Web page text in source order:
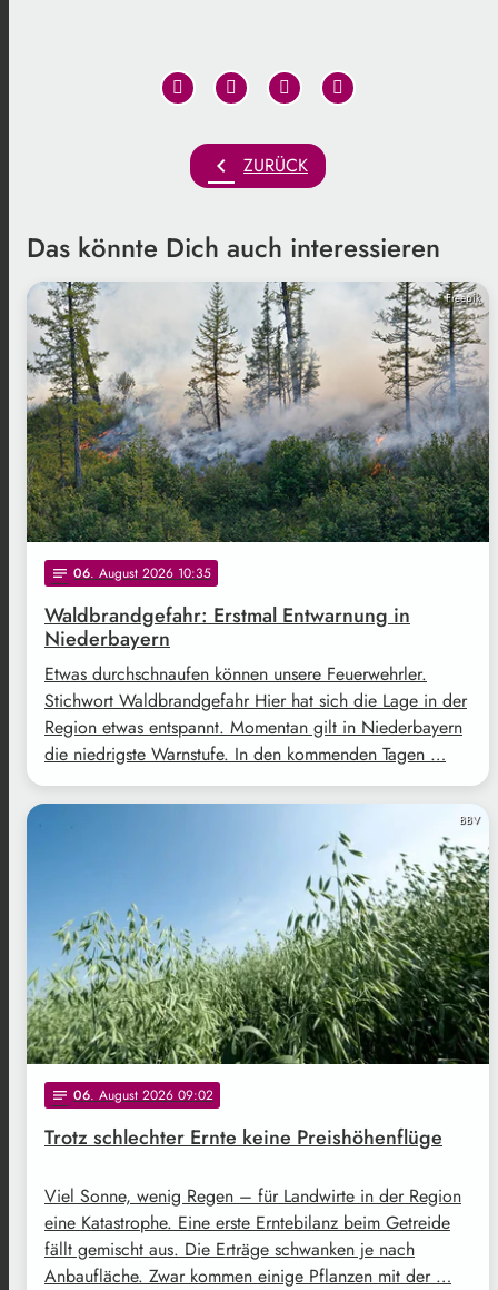
chevron_left ZURÜCK
Das könnte Dich auch interessieren
Freepik
notes 06. August 2026 10:35
Waldbrandgefahr: Erstmal Entwarnung in
Niederbayern
Etwas durchschnaufen können unsere Feuerwehrler.
Stichwort Waldbrandgefahr Hier hat sich die Lage in der
Region etwas entspannt. Momentan gilt in Niederbayern
die niedrigste Warnstufe. In den kommenden Tagen …
BBV
notes 06. August 2026 09:02
Trotz schlechter Ernte keine Preishöhenflüge
Viel Sonne, wenig Regen – für Landwirte in der Region
eine Katastrophe. Eine erste Erntebilanz beim Getreide
fällt gemischt aus. Die Erträge schwanken je nach
Anbaufläche. Zwar kommen einige Pflanzen mit der …